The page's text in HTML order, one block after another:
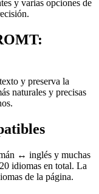
y varias opciones de
y preserva la
naturales y precisas
↔ inglés y muchas
idiomas en total. La
de la página.